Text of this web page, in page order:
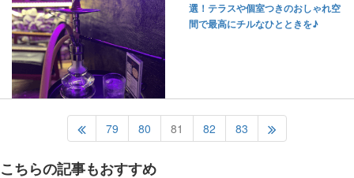
選！テラスや個室つきのおしゃれ空
間で最高にチルなひとときを♪
79 80 81 82 83
こちらの記事もおすすめ